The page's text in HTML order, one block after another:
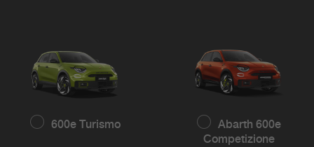
600e Turismo
Abarth 600e
Competizione